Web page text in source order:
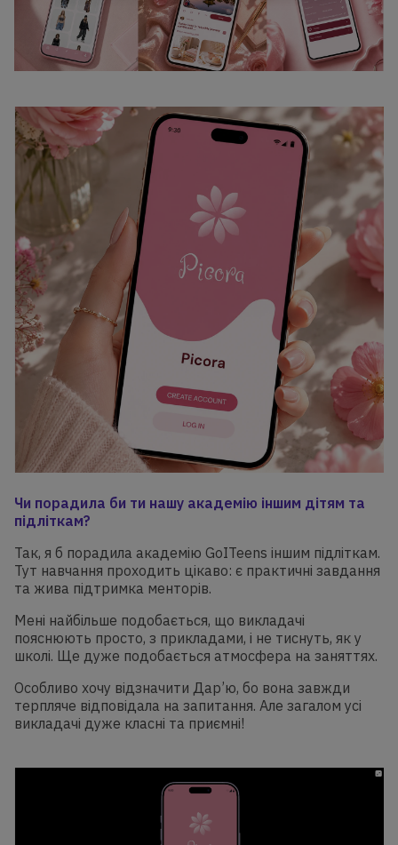
Чи порадила би ти нашу академію іншим дітям та
підліткам?
Так, я б порадила академію GoITeens іншим підліткам.
Тут навчання проходить цікаво: є практичні завдання
та жива підтримка менторів.
Мені найбільше подобається, що викладачі
пояснюють просто, з прикладами, і не тиснуть, як у
школі. Ще дуже подобається атмосфера на заняттях.
Особливо хочу відзначити Дар’ю, бо вона завжди
терпляче відповідала на запитання. Але загалом усі
викладачі дуже класні та приємні!